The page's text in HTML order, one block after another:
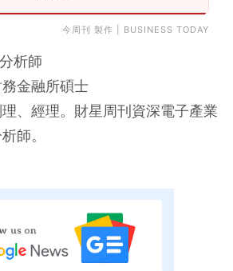
今周刊 製作 | BUSINESS TODAY
析師
金融所碩士
、經理。財星周刊資深電子產業
師。